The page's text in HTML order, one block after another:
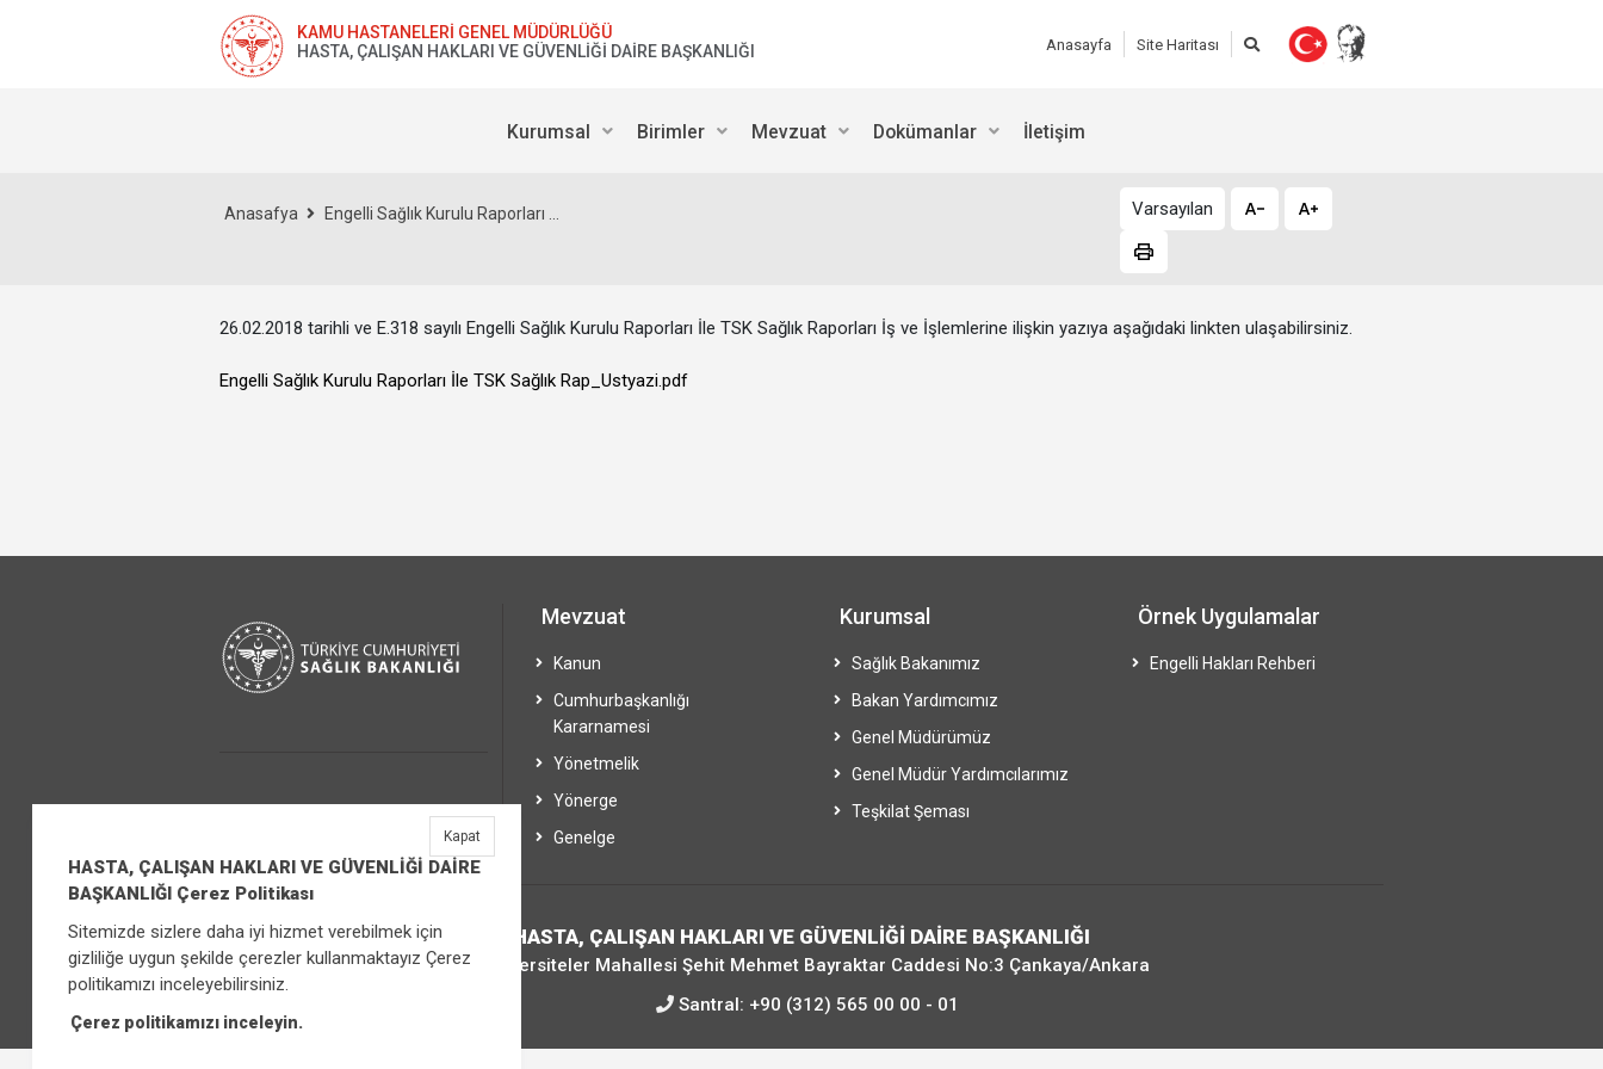
KAMU HASTANELERİ GENEL MÜDÜRLÜĞÜ
HASTA, ÇALIŞAN HAKLARI VE GÜVENLİĞİ DAİRE BAŞKANLIĞI
Anasayfa Site Haritası
Kurumsal Birimler Mevzuat Dokümanlar İletişim
Anasafya Engelli Sağlık Kurulu Raporları ... Varsayılan
26.02.2018 tarihli ve E.318 sayılı Engelli Sağlık Kurulu Raporları İle TSK Sağlık Raporları İş ve İşlemlerine ilişkin yazıya aşağıdaki linkten ulaşabilirsiniz.
Engelli Sağlık Kurulu Raporları İle TSK Sağlık Rap_Ustyazi.pdf
Mevzuat
Kanun
Cumhurbaşkanlığı
Kararnamesi
Yönetmelik
Yönerge
Genelge
Kurumsal
Sağlık Bakanımız
Bakan Yardımcımız
Genel Müdürümüz
Genel Müdür Yardımcılarımız
Teşkilat Şeması
Örnek Uygulamalar
Engelli Hakları Rehberi
HASTA, ÇALIŞAN HAKLARI VE GÜVENLİĞİ DAİRE BAŞKANLIĞI
Üniversiteler Mahallesi Şehit Mehmet Bayraktar Caddesi No:3 Çankaya/Ankara
Santral: +90 (312) 565 00 00 - 01
HASTA, ÇALIŞAN HAKLARI VE GÜVENLİĞİ DAİRE
BAŞKANLIĞI Çerez Politikası
Sitemizde sizlere daha iyi hizmet verebilmek için
gizliliğe uygun şekilde çerezler kullanmaktayız Çerez
politikamızı inceleyebilirsiniz.
Çerez politikamızı inceleyin.
Kapat